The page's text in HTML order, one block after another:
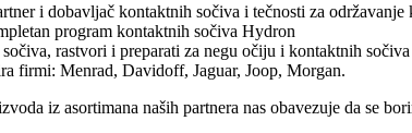
i dobavljač kontaktnih sočiva i tečnosti za održavanje
program kontaktnih sočiva Hydron
rastvori i preparati za negu očiju i kontaktnih sočiva
firmi: Menrad, Davidoff, Jaguar, Joop, Morgan.
iz asortimana naših partnera nas obavezuje da se